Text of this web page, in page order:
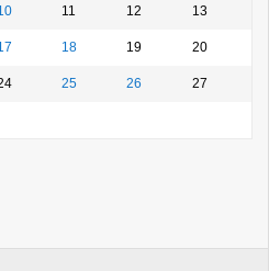
11 12 13
18 19 20
25 26 27